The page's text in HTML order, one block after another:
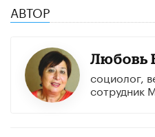
АВТОР
Любовь
социолог,
сотрудник